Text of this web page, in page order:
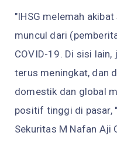
"IHSG melemah
muncul dari
COVID-19. Di sisi
terus meningkat, dan
domestik dan global
positif tinggi di pasar,
Sekuritas M Nafan Aji